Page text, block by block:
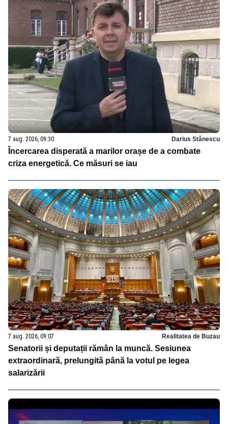
7 aug. 2026, 09:30 Darius Stănescu
Încercarea disperată a marilor orașe de a combate
criza energetică. Ce măsuri se iau
7 aug. 2026, 09:07 Realitatea de Buzau
Senatorii și deputații rămân la muncă. Sesiunea
extraordinară, prelungită până la votul pe legea
salarizării